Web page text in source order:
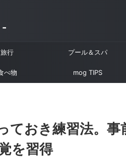
-
旅行 プール＆スパ
べ物 mog TIPS
ておき練習法。事
を習得